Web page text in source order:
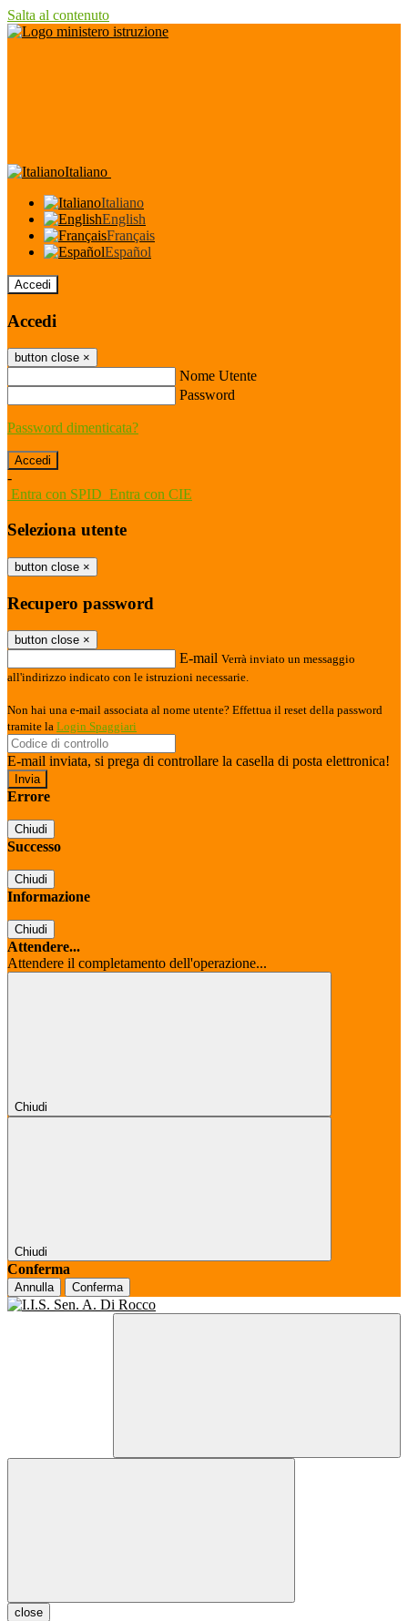
Salta al contenuto
Italiano
Italiano
English
Français
Español
Accedi
Accedi
button close ×
Nome Utente
Password
Password dimenticata?
-
Entra con SPID Entra con CIE
Seleziona utente
button close ×
Recupero password
button close ×
E-mail Verrà inviato un messaggio
all'indirizzo indicato con le istruzioni necessarie.
Non hai una e-mail associata al nome utente? Effettua il reset della password
tramite la Login Spaggiari
E-mail inviata, si prega di controllare la casella di posta elettronica!
Errore
Chiudi
Successo
Chiudi
Informazione
Chiudi
Attendere...
Attendere il completamento dell'operazione...
Chiudi
Chiudi
Conferma
Annulla Conferma
close